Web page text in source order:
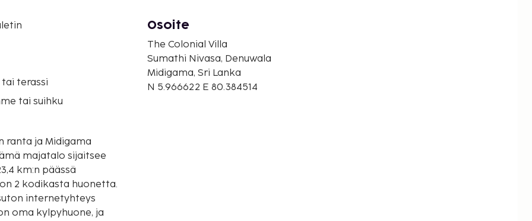
terassi
tai suihku
ranta ja Midigama
km:n päässä
2 kodikasta huonetta.
internetyhteys
oma kylpyhuone, ja
Osoite
The Colonial Villa
Sumathi Nivasa, Denuwala
Midigama, Sri Lanka
N 5.966622 E 80.384514